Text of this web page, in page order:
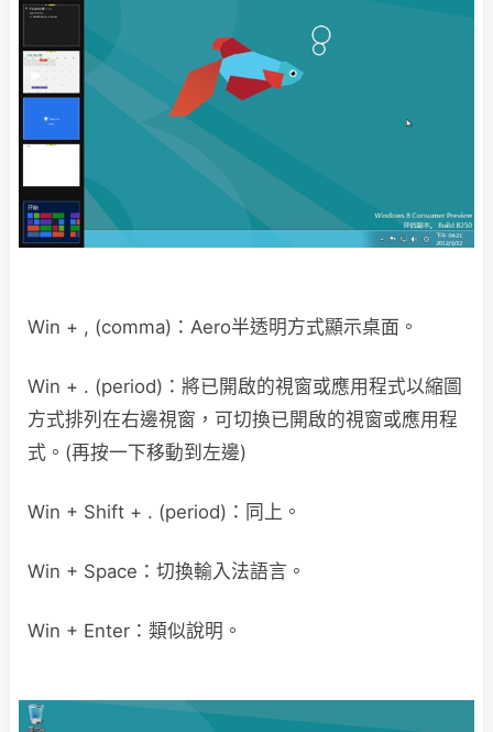
Win + , (comma)：Aero半透明方式顯示桌面。
Win + . (period)：將已開啟的視窗或應用程式以縮圖
方式排列在右邊視窗，可切換已開啟的視窗或應用程
式。(再按一下移動到左邊)
Win + Shift + . (period)：同上。
Win + Space：切換輸入法語言。
Win + Enter：類似說明。